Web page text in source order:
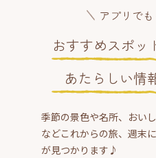
アプリで
おすすめスポッ
あたらしい情
季節の景色や名所、おい
などこれからの旅、週末
が見つかります♪